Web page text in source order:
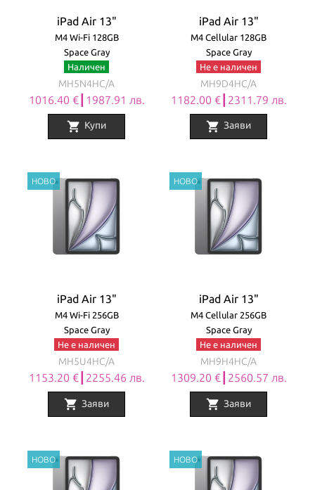
iPad Air 13"
M4 Wi-Fi 128GB
Space Gray
Наличен
MH5N4HC/A
1016.40 €┃1987.91 лв.
shopping_cart Купи
iPad Air 13"
M4 Cellular 128GB
Space Gray
Не е наличен
MH9D4HC/A
1182.00 €┃2311.79 лв.
shopping_cart Заяви
iPad Air 13"
M4 Wi-Fi 256GB
Space Gray
Не е наличен
MH5U4HC/A
1153.20 €┃2255.46 лв.
shopping_cart Заяви
iPad Air 13"
M4 Cellular 256GB
Space Gray
Не е наличен
MH9H4HC/A
1309.20 €┃2560.57 лв.
shopping_cart Заяви